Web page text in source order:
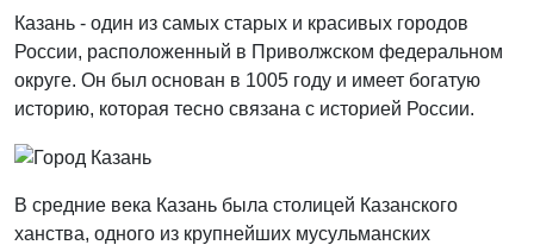
Казань - один из самых старых и красивых городов
России, расположенный в Приволжском федеральном
округе. Он был основан в 1005 году и имеет богатую
историю, которая тесно связана с историей России.
В средние века Казань была столицей Казанского
ханства, одного из крупнейших мусульманских